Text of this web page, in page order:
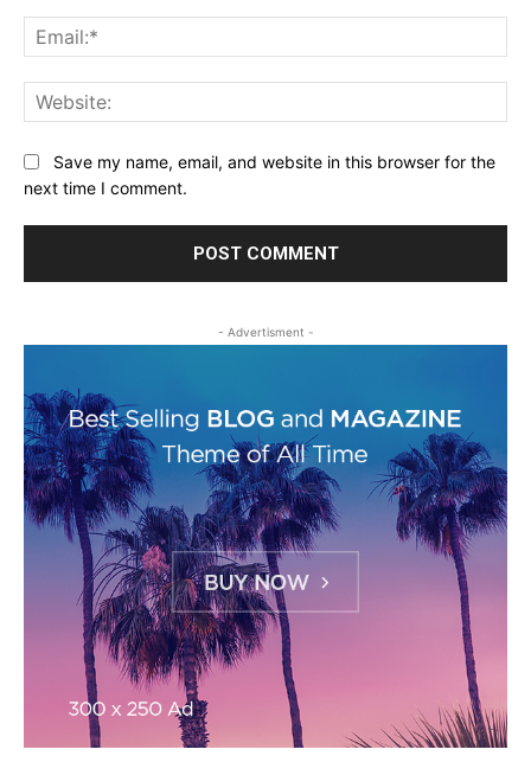
Save my name, email, and website in this browser for the
next time I comment.
- Advertisment -